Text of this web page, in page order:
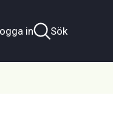
in Sök